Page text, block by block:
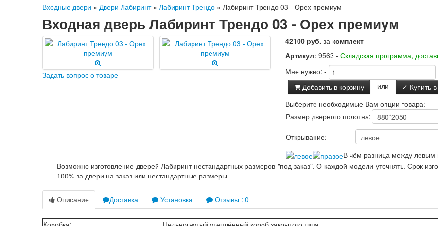
Входные двери » Двери Лабиринт» Лабиринт Трендо » Лабиринт Трендо 03 - Орех премиум
Входная дверь Лабиринт Трендо 03 - Орех премиум
Задать вопрос о товаре
42100 руб. за комплект
Артикул: 9563 - Складская программа,
Мне нужно: -
Добавить в корзину
или
✓ Купить
Выберите необходимые Вам опции товара:
Размер дверного полотна:
Открывание:
В чём разница между левым
Возможно изготовление дверей Лабиринт нестандартных размеров "под заказ". О каждой модели уточнять. Срок
100% за двери на заказ или нестандартные размеры.
Описание Доставка Установка Отзывы : 0
Коробка: Цельногнутый утеплённый короб закрытого типа.